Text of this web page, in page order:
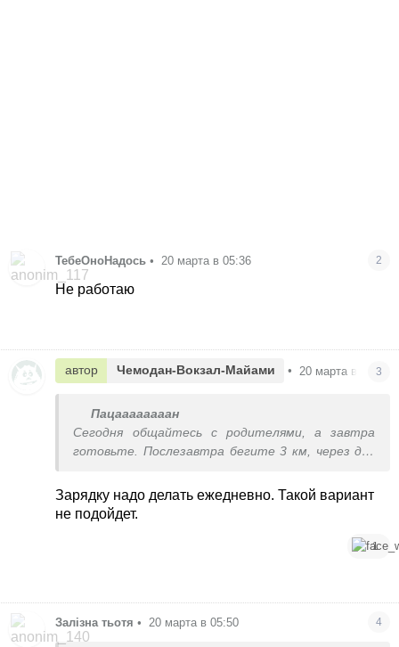
ТебеОноНадось • 20 марта в 05:36 2
Не работаю
автор Чемодан-Вокзал-Майами • 20 марта в 05:38
3
Пацаааааааан
Сегодня общайтесь с родителями, а завтра
готовьте. Послезавтра бегите 3 км, через два
Зарядку надо делать ежедневно. Такой вариант
не подойдет.
1
Залізна тьотя • 20 марта в 05:50 4